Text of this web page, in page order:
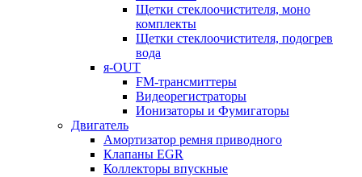
Щетки стеклоочистителя, моно
комплекты
Щетки стеклоочистителя, подогрев
вода
я-OUT
FM-трансмиттеры
Видеорегистраторы
Ионизаторы и Фумигаторы
Двигатель
Амортизатор ремня приводного
Клапаны EGR
Коллекторы впускные